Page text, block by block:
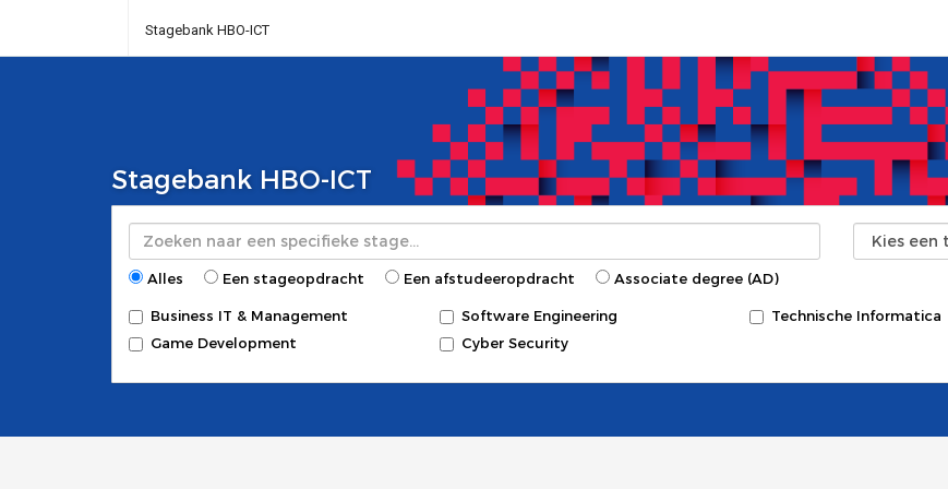
Stagebank HBO-ICT
Stagebank HBO-ICT
Zoeken
Alles Een stageopdracht Een afstudeeropdracht Associate degree (AD)
Business IT & Management
Game Development
Software Engineering
Cyber Security
Technische Informatica